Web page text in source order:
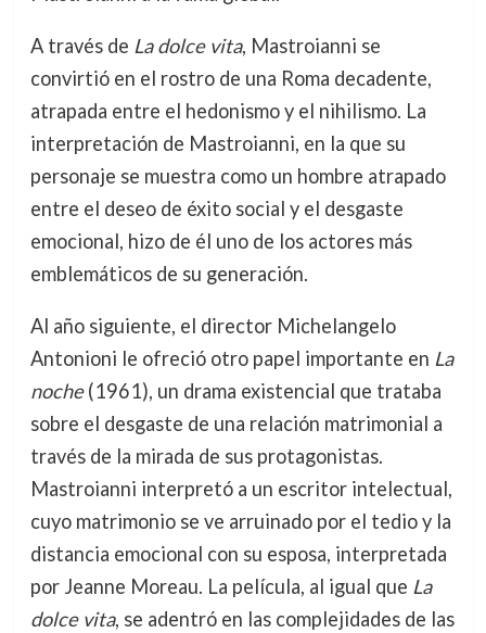
A través de La dolce vita, Mastroianni se
convirtió en el rostro de una Roma decadente,
atrapada entre el hedonismo y el nihilismo. La
interpretación de Mastroianni, en la que su
personaje se muestra como un hombre atrapado
entre el deseo de éxito social y el desgaste
emocional, hizo de él uno de los actores más
emblemáticos de su generación.
Al año siguiente, el director Michelangelo
Antonioni le ofreció otro papel importante en La
noche(1961), un drama existencial que trataba
sobre el desgaste de una relación matrimonial a
través de la mirada de sus protagonistas.
Mastroianni interpretó a un escritor intelectual,
cuyo matrimonio se ve arruinado por el tedio y la
distancia emocional con su esposa, interpretada
por Jeanne Moreau. La película, al igual que La
dolce vita, se adentró en las complejidades de las